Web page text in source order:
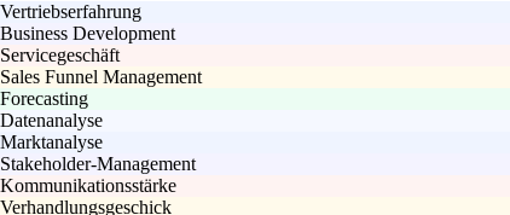
Vertriebserfahrung
Business Development
Servicegeschäft
Sales Funnel Management
Forecasting
Datenanalyse
Marktanalyse
Stakeholder-Management
Kommunikationsstärke
Verhandlungsgeschick